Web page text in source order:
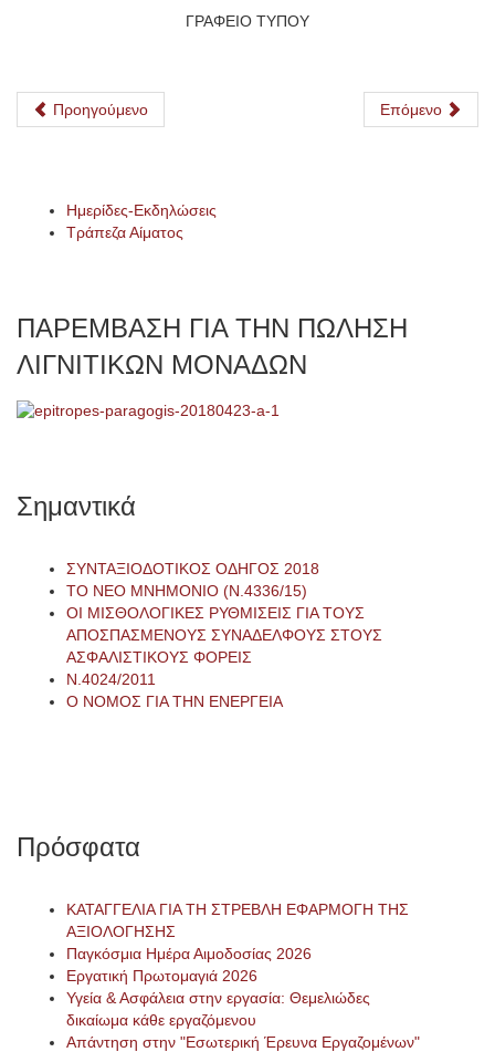
ΓΡΑΦΕΙΟ ΤΥΠΟΥ
Προηγούμενο Επόμενο
Ημερίδες-Εκδηλώσεις
Τράπεζα Αίματος
ΠΑΡΕΜΒΑΣΗ ΓΙΑ ΤΗΝ ΠΩΛΗΣΗ
ΛΙΓΝΙΤΙΚΩΝ ΜΟΝΑΔΩΝ
Σημαντικά
ΣΥΝΤΑΞΙΟΔΟΤΙΚΟΣ ΟΔΗΓΟΣ 2018
ΤΟ ΝΕΟ ΜΝΗΜΟΝΙΟ (Ν.4336/15)
ΟΙ ΜΙΣΘΟΛΟΓΙΚΕΣ ΡΥΘΜΙΣΕΙΣ ΓΙΑ ΤΟΥΣ
ΑΠΟΣΠΑΣΜΕΝΟΥΣ ΣΥΝΑΔΕΛΦΟΥΣ ΣΤΟΥΣ
ΑΣΦΑΛΙΣΤΙΚΟΥΣ ΦΟΡΕΙΣ
Ν.4024/2011
Ο ΝΟΜΟΣ ΓΙΑ ΤΗΝ ΕΝΕΡΓΕΙΑ
Πρόσφατα
ΚΑΤΑΓΓΕΛΙΑ ΓΙΑ ΤΗ ΣΤΡΕΒΛΗ ΕΦΑΡΜΟΓΗ ΤΗΣ
ΑΞΙΟΛΟΓΗΣΗΣ
Παγκόσμια Ημέρα Αιμοδοσίας 2026
Εργατική Πρωτομαγιά 2026
Υγεία & Ασφάλεια στην εργασία: Θεμελιώδες
δικαίωμα κάθε εργαζόμενου
Απάντηση στην "Εσωτερική Έρευνα Εργαζομένων"